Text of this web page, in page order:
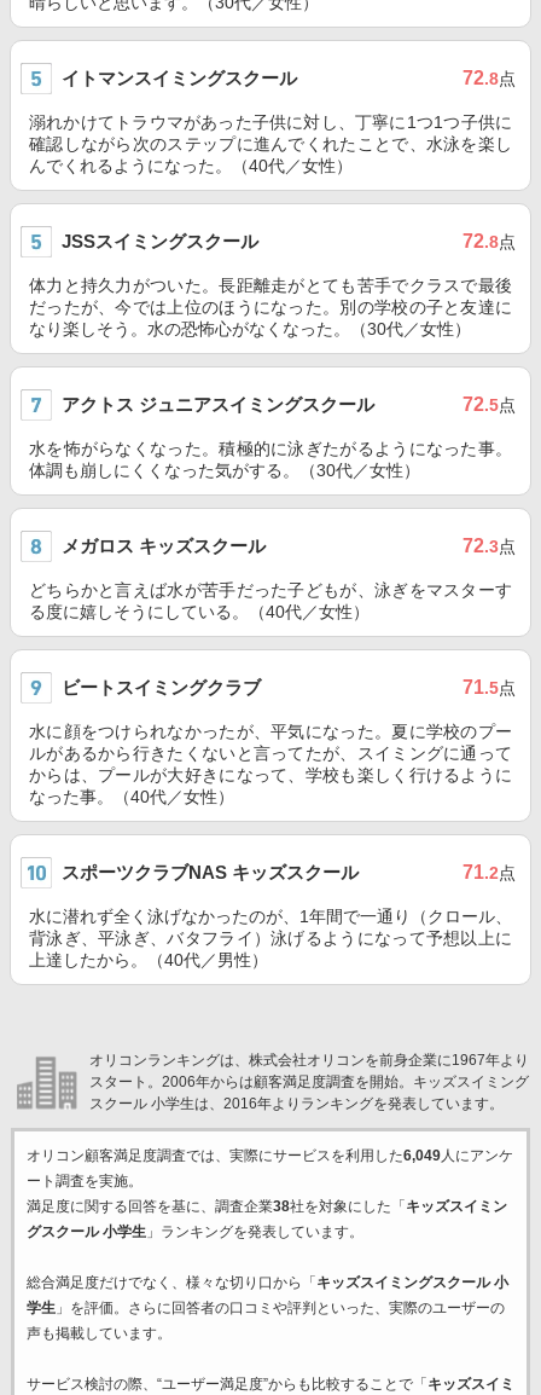
イトマンスイミングスクール 72.8点
溺れかけてトラウマがあった子供に対し、丁寧に1つ1つ子供に
確認しながら次のステップに進んでくれたことで、水泳を楽し
んでくれるようになった。（40代／女性）
JSSスイミングスクール 72.8点
体力と持久力がついた。長距離走がとても苦手でクラスで最後
だったが、今では上位のほうになった。別の学校の子と友達に
なり楽しそう。水の恐怖心がなくなった。（30代／女性）
アクトス ジュニアスイミングスクール 72.5点
水を怖がらなくなった。積極的に泳ぎたがるようになった事。
体調も崩しにくくなった気がする。（30代／女性）
メガロス キッズスクール 72.3点
どちらかと言えば水が苦手だった子どもが、泳ぎをマスターす
る度に嬉しそうにしている。（40代／女性）
ビートスイミングクラブ 71.5点
水に顔をつけられなかったが、平気になった。夏に学校のプー
ルがあるから行きたくないと言ってたが、スイミングに通って
からは、プールが大好きになって、学校も楽しく行けるように
なった事。（40代／女性）
スポーツクラブNAS キッズスクール 71.2点
水に潜れず全く泳げなかったのが、1年間で一通り（クロール、
背泳ぎ、平泳ぎ、バタフライ）泳げるようになって予想以上に
上達したから。（40代／男性）
オリコンランキングは、株式会社オリコンを前身企業に1967年より
スタート。2006年からは顧客満足度調査を開始。キッズスイミング
スクール 小学生は、2016年よりランキングを発表しています。
オリコン顧客満足度調査では、実際にサービスを利用した6,049人にアンケ
ート調査を実施。
満足度に関する回答を基に、調査企業38社を対象にした「 キッズスイミン
グスクール 小学生」ランキングを発表しています。
総合満足度だけでなく、様々な切り口から「 キッズスイミングスクール 小
学生」を評価。さらに回答者の口コミや評判といった、実際のユーザーの
声も掲載しています。
サービス検討の際、“ユーザー満足度”からも比較することで「 キッズスイミ